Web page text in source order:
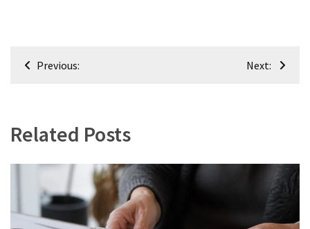
Navigation
Previous: Next:
Related Posts